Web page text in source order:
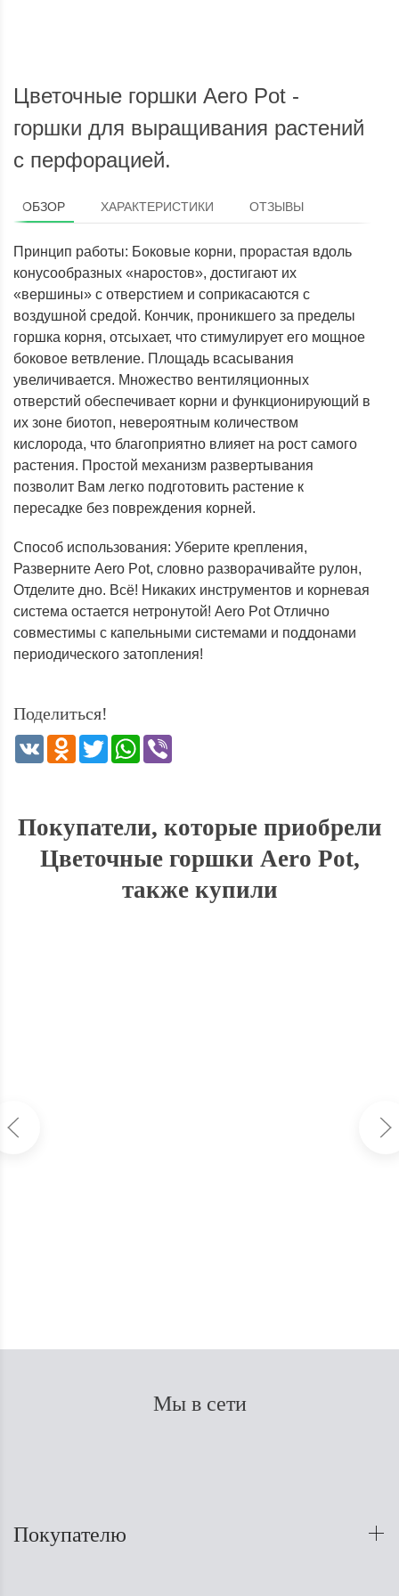
Цветочные горшки Aero Pot -
горшки для выращивания растений
с перфорацией.
ОБЗОР ХАРАКТЕРИСТИКИ ОТЗЫВЫ
Принцип работы: Боковые корни, прорастая вдоль
конусообразных «наростов», достигают их
«вершины» с отверстием и соприкасаются с
воздушной средой. Кончик, проникшего за пределы
горшка корня, отсыхает, что стимулирует его мощное
боковое ветвление. Площадь всасывания
увеличивается. Множество вентиляционных
отверстий обеспечивает корни и функционирующий в
их зоне биотоп, невероятным количеством
кислорода, что благоприятно влияет на рост самого
растения. Простой механизм развертывания
позволит Вам легко подготовить растение к
пересадке без повреждения корней.
Способ использования: Уберите крепления,
Разверните Aero Pot, словно разворачивайте рулон,
Отделите дно. Всё! Никаких инструментов и корневая
система остается нетронутой! Aero Pot Отлично
совместимы с капельными системами и поддонами
периодического затопления!
Поделиться!
VK Odnoklassniki
TwitterWhatsApp
Покупатели, которые приобрели
Цветочные горшки Aero Pot,
также купили
Мы в сети
Покупателю